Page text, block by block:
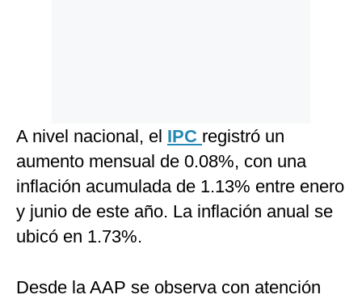
A nivel nacional, el IPC registró un
aumento mensual de 0.08%, con una
inflación acumulada de 1.13% entre enero
y junio de este año. La inflación anual se
ubicó en 1.73%.
Desde la AAP se observa con atención